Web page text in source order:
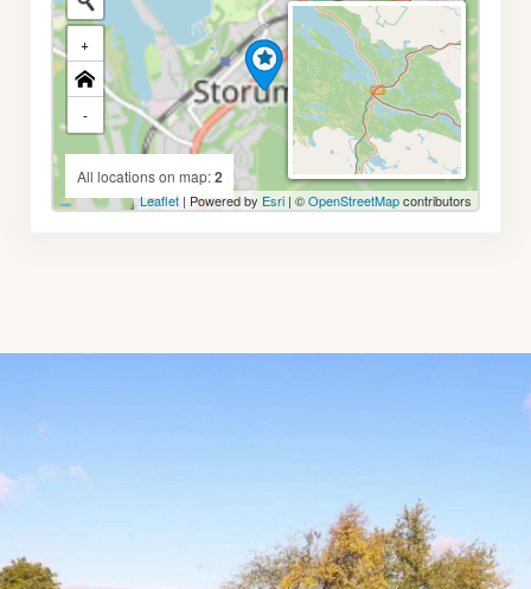
+
-
All locations on map:2
Leaflet | Powered by Esri | ©OpenStreetMapcontributors